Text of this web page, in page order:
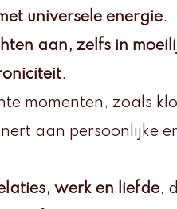
universele energie.
aan, zelfs in
.
momenten, zoals
aan persoonlijke
werk en liefde,